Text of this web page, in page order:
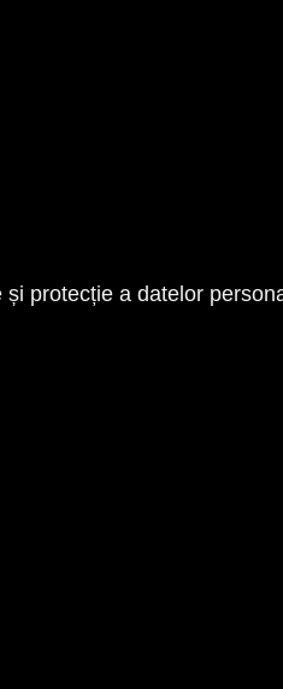
protecție a datelor